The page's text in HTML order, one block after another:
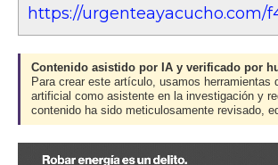
https://urgenteayacucho.com/
Contenido asistido por IA y verificado por
Para crear este artículo, usamos herramientas
artificial como asistente en la investigación y
contenido ha sido meticulosamente revisado,